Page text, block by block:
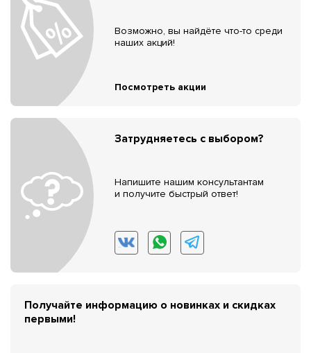
Возможно, вы найдёте что-то среди
наших акций!
Посмотреть акции
Затрудняетесь с выбором?
Напишите нашим консультантам
и получите быстрый ответ!
Получайте информацию о новинках и скидках
первыми!